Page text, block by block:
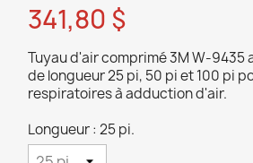
341,80 $
Tuyau d'air comprimé 3M W-9435
de longueur 25 pi, 50 pi et 100 pi
respiratoires à adduction d'air.
Longueur : 25 pi.